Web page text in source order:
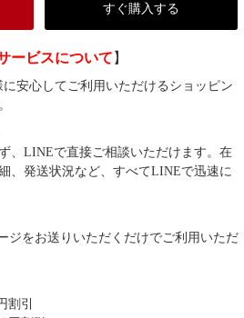
すぐ購入する
ービスについて 】
安心してご利用いただけるショッピン
、LINEで直接ご相談いただけます。在
、発送状況など、すべてLINEで迅速に
ジをお送りいただくだけでご利用いただ
割引